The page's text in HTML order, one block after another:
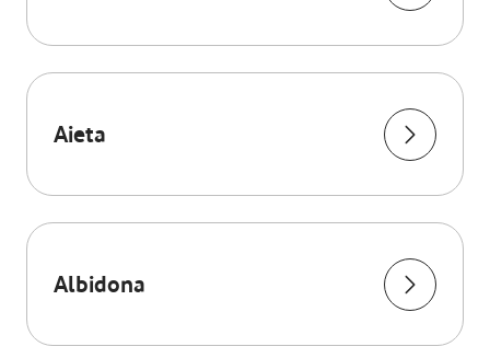
Aieta
Albidona